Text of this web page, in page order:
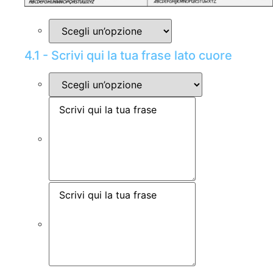
4.1 - Scrivi qui la tua frase lato cuore